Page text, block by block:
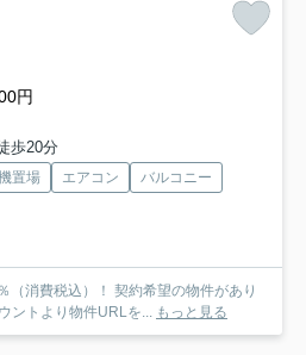
円
歩20分
置場 エアコン
バルコニー
契約希望の物件があり
ントより物件URLを...
もっと見る